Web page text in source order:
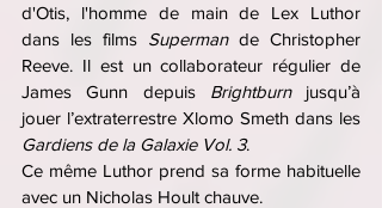
d'Otis, l'homme de main de Lex Luthor
dans les films Superman de Christopher
Reeve. Il est un collaborateur régulier de
James Gunn depuis Brightburn jusqu’à
Gardiens de la Galaxie Vol. 3.
Ce même Luthor prend sa forme habituelle
avec un Nicholas Hoult chauve.